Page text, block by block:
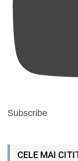
Subscribe
CELE MAI